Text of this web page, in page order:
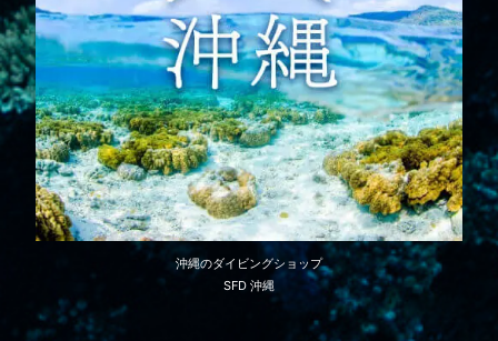
沖縄のダイビングショップ
SFD 沖縄